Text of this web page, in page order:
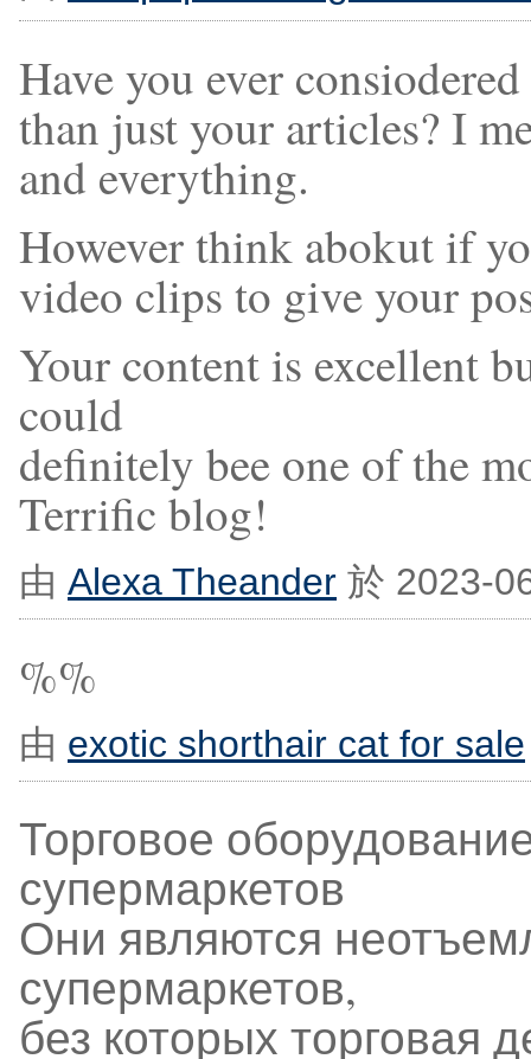
Have you ever
than just your articles? I
and everything.
However think abokut if
video clips to give your
Your content is excellent
could
definitely bee one of the
Terrific blog!
由 Alexa Theander 於 2023-
%%
由 exotic shorthair cat for sale
Торговое
супермаркетов
Они являются
супермаркетов,
без которых торговая